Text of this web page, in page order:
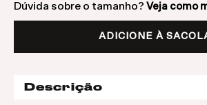
Dúvida sobre o tamanho? Veja como
ADICIONE À
Descrição